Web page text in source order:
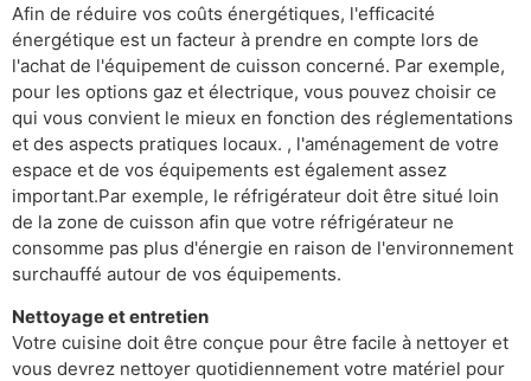
Afin de réduire vos coûts énergétiques, l'efficacité
énergétique est un facteur à prendre en compte lors de
l'achat de l'équipement de cuisson concerné. Par exemple,
pour les options gaz et électrique, vous pouvez choisir ce
qui vous convient le mieux en fonction des réglementations
et des aspects pratiques locaux. , l'aménagement de votre
espace et de vos équipements est également assez
important.Par exemple, le réfrigérateur doit être situé loin
de la zone de cuisson afin que votre réfrigérateur ne
consomme pas plus d'énergie en raison de l'environnement
surchauffé autour de vos équipements.
Nettoyage et entretien
Votre cuisine doit être conçue pour être facile à nettoyer et
vous devrez nettoyer quotidiennement votre matériel pour